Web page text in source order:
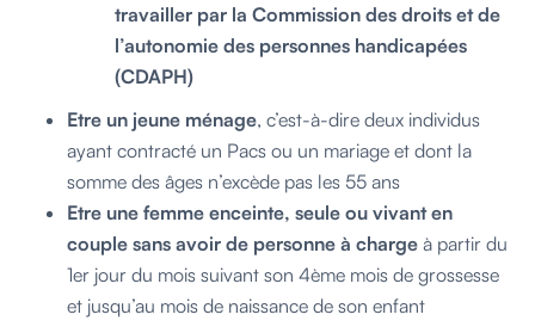
travailler par la Commission des droits et de
l’autonomie des personnes handicapées
(CDAPH)
Etre un jeune ménage, c’est-à-dire deux individus
ayant contracté un Pacs ou un mariage et dont la
somme des âges n’excède pas les 55 ans
Etre une femme enceinte, seule ou vivant en
couple sans avoir de personne à charge à partir du
1er jour du mois suivant son 4ème mois de grossesse
et jusqu’au mois de naissance de son enfant